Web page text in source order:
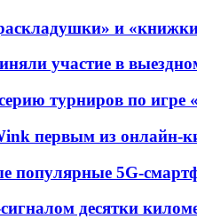
и
участие в
турниров по
первым из онлайн-
популярные 5G-
десятки